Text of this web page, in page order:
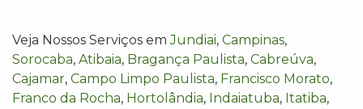
Veja Nossos Serviços emJundiai, Campinas,
Sorocaba, Atibaia, Bragança Paulista, Cabreúva,
Cajamar, Campo Limpo Paulista, Francisco Morato,
Franco da Rocha, Hortolândia, Indaiatuba, Itatiba,